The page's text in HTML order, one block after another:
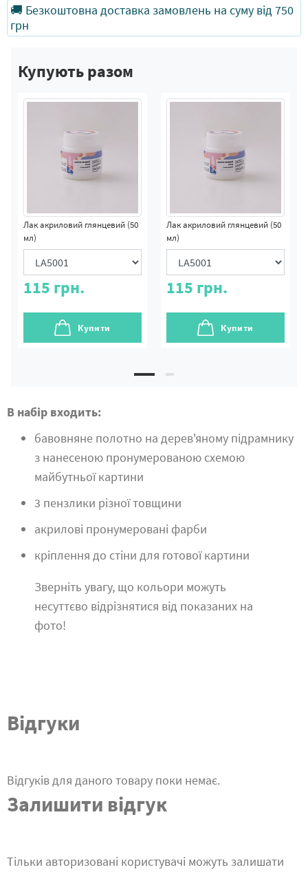
🚚 Безкоштовна доставка замовлень на суму від 750
грн
Купують разом
Лак акриловий глянцевий (50
мл)
115 грн.
Купити
Лак акриловий глянцевий (50
мл)
115 грн.
Купити
В набір входить:
бавовняне полотно на дерев'яному підрамнику
з нанесеною пронумерованою схемою
майбутньої картини
3 пензлики різної товщини
акрилові пронумеровані фарби
кріплення до стіни для готової картини
Зверніть увагу, що кольори можуть
несуттєво відрізнятися від показаних на
фото!
Відгуки
Відгуків для даного товару поки немає.
Залишити відгук
Тільки авторизовані користувачі можуть залишати